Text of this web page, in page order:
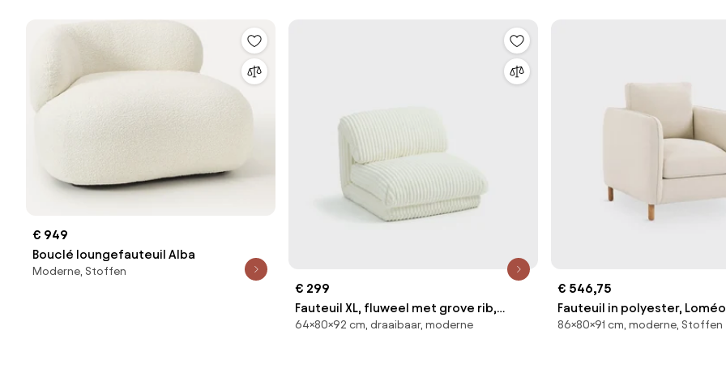
€ 949
Bouclé loungefauteuil Alba
Moderne, Stoffen
€ 299
Fauteuil XL, fluweel met grove rib,
Eserita
64×80×92 cm, draaibaar, moderne
€ 546,75
Fauteuil in polyester, Loméo
86×80×91 cm, moderne, Stoffen